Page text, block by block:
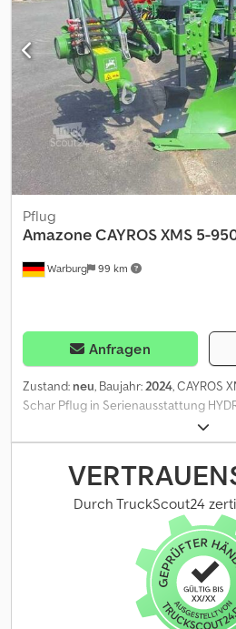
(0170) Förderstrecke Zwischenfrucht
Förderstreckenadapter für 2TS-
Typgenehmigung 40 km/h (EU)
Doppel-U-Profilwalze DUW 3501-580
SN: DUW0003786 & DUW0003787
Walze
Warburg 99 km
Pflug
AmazoneCAYROS XMS 5-
Anfragen
Zustand: neu, Baujahr:2024, CAYROS
Schar Pflug in Serienausstattung
XMS RAHMENEINSCHWENKUNG MIT
PFLUGKOERPER WXL430 PAAR MIT
Anew N Eibegef
SCHNEKLLKUPPELACHSE KAT 3 ZU
965 MM 36MM ANLAGENSCHONER
M0 RH82 RH90 ANLAGENSECH FÜR
ZU PENDELRAD MB CAYROS
Durch TruckScout24